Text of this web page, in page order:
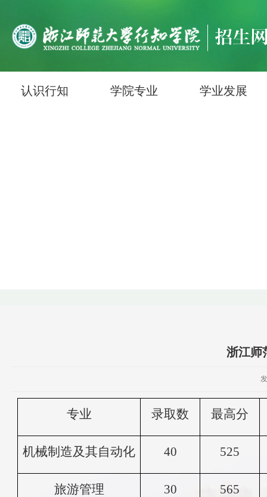
认识行知 学院专业 学业发展
浙江师
专业 录取数 最高分
机械制造及其自动化 40 525
旅游管理 30 565